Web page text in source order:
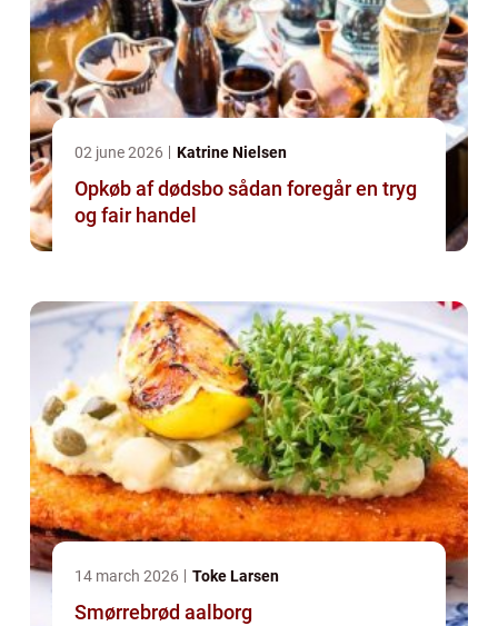
02 june 2026 Katrine Nielsen
Opkøb af dødsbo sådan foregår en tryg
og fair handel
14 march 2026 Toke Larsen
Smørrebrød aalborg